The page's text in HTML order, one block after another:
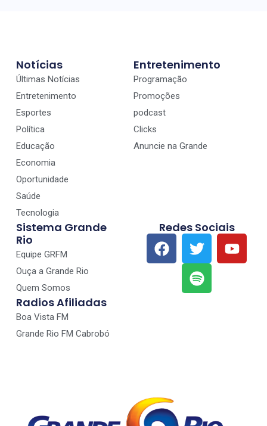
Notícias
Últimas Notícias
Entretenimento
Esportes
Política
Educação
Economia
Oportunidade
Saúde
Tecnologia
Entretenimento
Programação
Promoções
podcast
Clicks
Anuncie na Grande
Sistema Grande
Rio
Equipe GRFM
Ouça a Grande Rio
Quem Somos
Radios Afiliadas
Boa Vista FM
Grande Rio FM Cabrobó
Redes Sociais